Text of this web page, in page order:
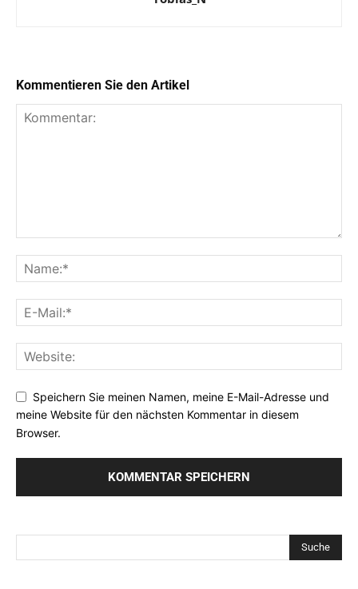
Kommentieren Sie den Artikel
Speichern Sie meinen Namen, meine E-Mail-Adresse und
meine Website für den nächsten Kommentar in diesem
Browser.